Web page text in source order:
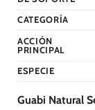
CATEGORÍA
ACCIÓN
PRINCIPAL
ESPECIE
Guabi Natural